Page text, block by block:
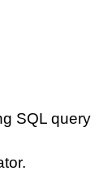
SQL query